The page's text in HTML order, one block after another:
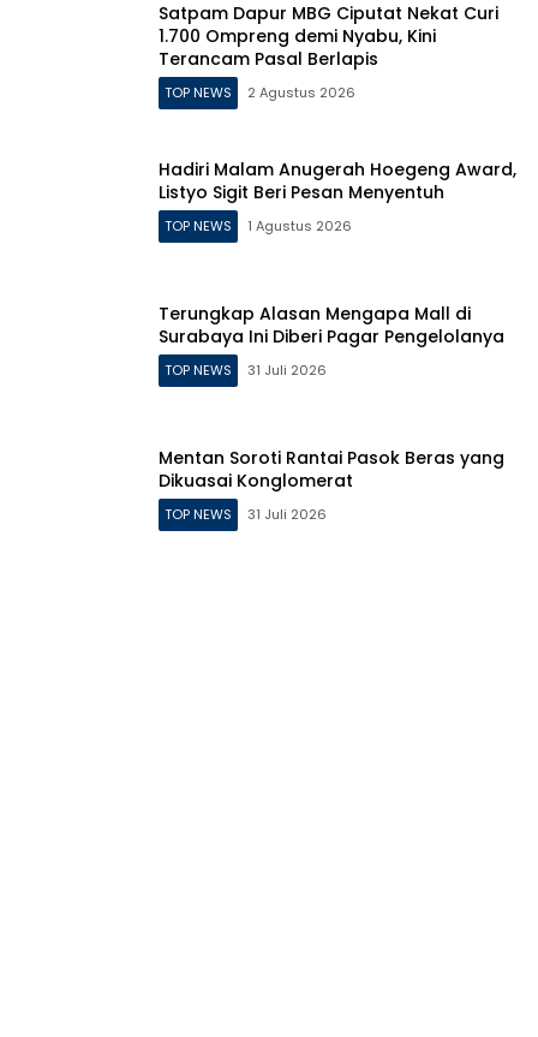
Satpam Dapur MBG Ciputat Nekat Curi
1.700 Ompreng demi Nyabu, Kini
Terancam Pasal Berlapis
TOP NEWS 2 Agustus 2026
Hadiri Malam Anugerah Hoegeng Award,
Listyo Sigit Beri Pesan Menyentuh
TOP NEWS 1 Agustus 2026
Terungkap Alasan Mengapa Mall di
Surabaya Ini Diberi Pagar Pengelolanya
TOP NEWS 31 Juli 2026
Mentan Soroti Rantai Pasok Beras yang
Dikuasai Konglomerat
TOP NEWS 31 Juli 2026